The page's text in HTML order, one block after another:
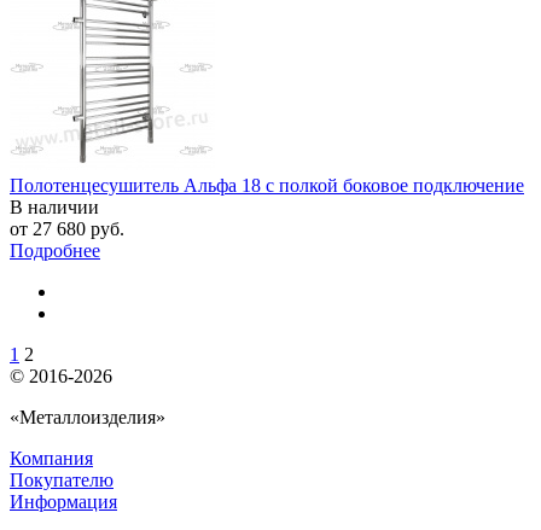
Полотенцесушитель Альфа 18 с полкой боковое подключение
В наличии
от 27 680 руб.
Подробнее
1 2
© 2016-2026
«Металлоизделия»
Компания
Покупателю
Информация